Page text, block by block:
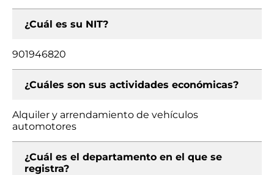
¿Cuál es su NIT?
901946820
¿Cuáles son sus actividades económicas?
Alquiler y arrendamiento de vehículos
automotores
¿Cuál es el departamento en el que se
registra?